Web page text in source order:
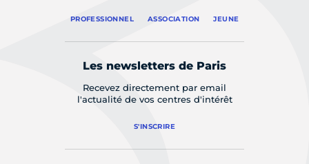
PROFESSIONNEL ASSOCIATION JEUNE
Les newsletters de Paris
Recevez directement par email
l'actualité de vos centres d'intérêt
S'INSCRIRE